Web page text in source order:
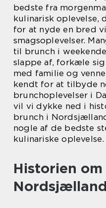
bedste fra
kulinarisk oplevelse,
for at nyde en bred
smagsoplevelser.
til brunch i
slappe af, forkæle
med familie og
kendt for at tilbyde
brunchoplevelser i
vil vi dykke ned i
brunch i
nogle af de bedste
kulinariske oplevelse.
Historien
Nordsjælland